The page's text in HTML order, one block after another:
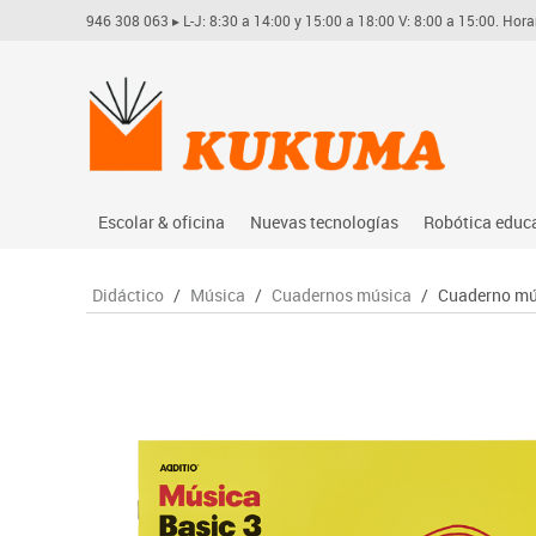
946 308 063 ▸ L-J: 8:30 a 14:00 y 15:00 a 18:00 V: 8:00 a 15:00.
Escolar & oficina
Archivo
Manualidades
Material escolar
Nuevas tecnologías
Audio
Robótica
Arduino
Didáctico / Música / Cuadernos música / Cuaderno